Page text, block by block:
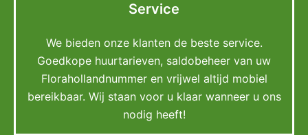
Service
We bieden onze klanten de beste service.
Goedkope huurtarieven, saldobeheer van uw
Florahollandnummer en vrijwel altijd mobiel
bereikbaar. Wij staan voor u klaar wanneer u ons
nodig heeft!